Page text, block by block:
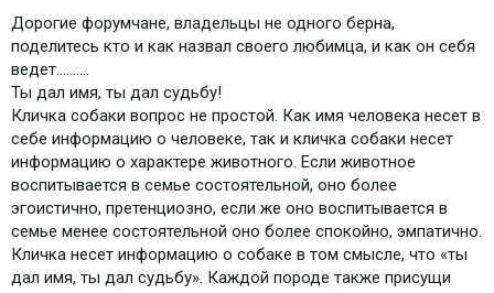
Дорогие форумчане, владельцы не одного берна,
поделитесь кто и как назвал своего любимца, и как он себя
ведет..........
Ты дал имя, ты дал судьбу!
Кличка собаки вопрос не простой. Как имя человека несет в
себе информацию о человеке, так и кличка собаки несет
информацию о характере животного. Если животное
воспитывается в семье состоятельной, оно более
эгоистично, претенциозно, если же оно воспитывается в
семье менее состоятельной оно более спокойно, эмпатично.
Кличка несет информацию о собаке в том смысле, что «ты
дал имя, ты дал судьбу». Каждой породе также присущи